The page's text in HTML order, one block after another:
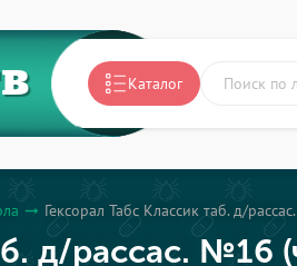
Каталог
arrow_right_alt Гексорал Табс Классик таб. д/
д/рассас. №16